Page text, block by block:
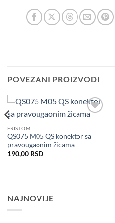
POVEZANI PROIZVODI
FRISTOM
QS075 M05 QS konektor sa
pravougaonim žicama
190,00 RSD
NAJNOVIJE